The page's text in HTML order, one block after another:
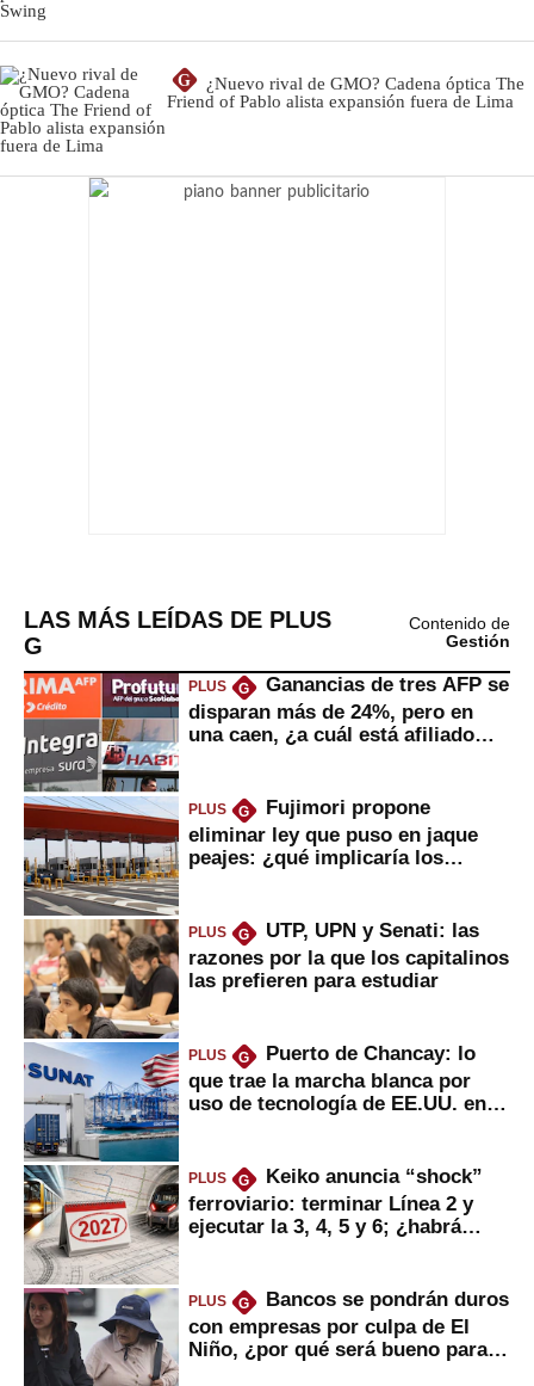
G
¿Nuevo rival de GMO? Cadena óptica The
Friend of Pablo alista expansión fuera de Lima
LAS MÁS LEÍDAS DE PLUS
G
Contenido de
Gestión
PLUS G
Ganancias de tres AFP se
disparan más de 24%, pero en
una caen, ¿a cuál está afiliado
PLUS G
Fujimori propone
eliminar ley que puso en jaque
peajes: ¿qué implicaría los
PLUS G
UTP, UPN y Senati: las
razones por la que los capitalinos
las prefieren para estudiar
PLUS G
Puerto de Chancay: lo
que trae la marcha blanca por
uso de tecnología de EE.UU. en
PLUS G
Keiko anuncia “shock”
ferroviario: terminar Línea 2 y
ejecutar la 3, 4, 5 y 6; ¿habrá
PLUS G
Bancos se pondrán duros
con empresas por culpa de El
Niño, ¿por qué será bueno para